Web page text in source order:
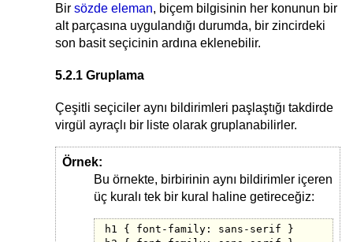
Bir sözde eleman, biçem bilgisinin her konunun bir
alt parçasına uygulandığı durumda, bir zincirdeki
son basit seçicinin ardına eklenebilir.
5.2.1 Gruplama
Çeşitli seçiciler aynı bildirimleri paşlaştığı takdirde
virgül ayraçlı bir liste olarak gruplanabilirler.
Örnek:
Bu örnekte, birbirinin aynı bildirimler içeren
üç kuralı tek bir kural haline getireceğiz:
h1 { font-family: sans-serif }